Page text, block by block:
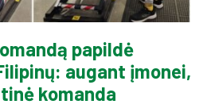
papildė
augant įmonei,
komanda